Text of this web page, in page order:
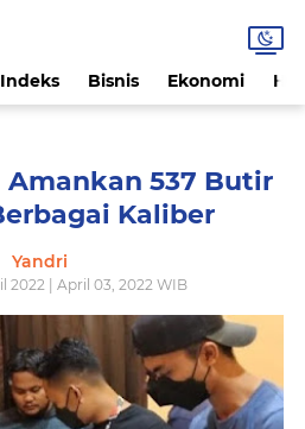
Indeks Bisnis Ekonomi
537 Butir
Kaliber
Yandri
2022 | April 03, 2022 WIB